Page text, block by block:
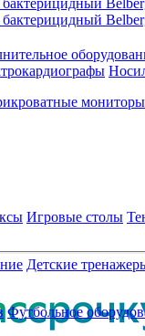
мониторы
Игровые столы
Детские
Футбольное